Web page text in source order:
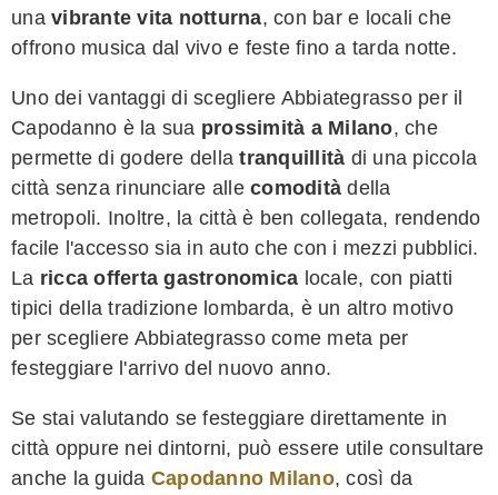
una vibrante vita notturna, con bar e locali che
offrono musica dal vivo e feste fino a tarda notte.
Uno dei vantaggi di scegliere Abbiategrasso per il
Capodanno è la sua prossimità a Milano, che
permette di godere dellatranquillità di una piccola
città senza rinunciare alle comodità della
metropoli. Inoltre, la città è ben collegata, rendendo
facile l'accesso sia in auto che con i mezzi pubblici.
La ricca offerta gastronomica locale, con piatti
tipici della tradizione lombarda, è un altro motivo
per scegliere Abbiategrasso come meta per
festeggiare l'arrivo del nuovo anno.
Se stai valutando se festeggiare direttamente in
città oppure nei dintorni, può essere utile consultare
anche la guida Capodanno Milano, così da